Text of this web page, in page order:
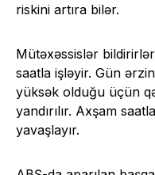
riskini artıra bilər.
Mütəxəssislər
saatla işləyir. Gün
yüksək olduğu üçün
yandırılır. Axşam
yavaşlayır.